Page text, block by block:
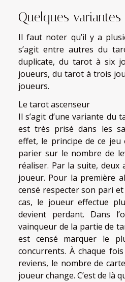
Quelques
Il faut noter qu’il y a
s’agit entre autres du
duplicate, du tarot à six
joueurs, du tarot à trois
joueurs.
Le tarot ascenseur
Il s’agit d’une variante du
est très prisé dans les
effet, le principe de ce jeu
parier sur le nombre de
réaliser. Par la suite, deux
joueur. Pour la première
censé respecter son pari
cas, le joueur effectue
devient perdant. Dans
vainqueur de la partie de
est censé marquer le
concurrents. À chaque
reviens, le nombre de
joueur change. C’est de là